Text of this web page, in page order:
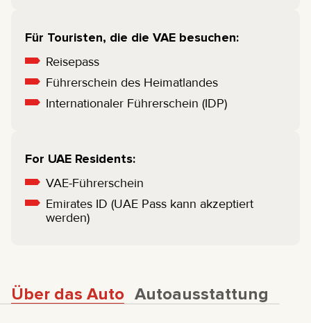
Für Touristen, die die VAE besuchen:
Reisepass
Führerschein des Heimatlandes
Internationaler Führerschein (IDP)
For UAE Residents:
VAE-Führerschein
Emirates ID (UAE Pass kann akzeptiert
werden)
Über das Auto Autoausstattung